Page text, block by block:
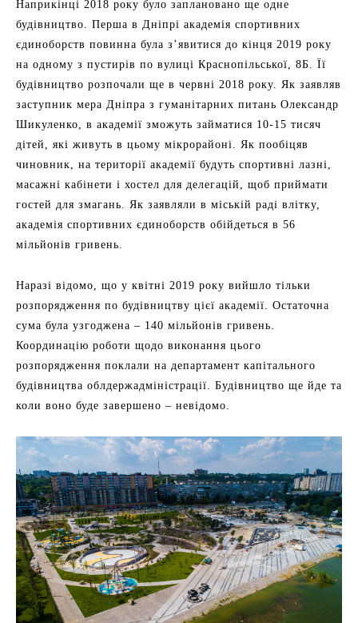
Наприкінці 2018 року було заплановано ще одне
будівництво. Перша в Дніпрі академія спортивних
єдиноборств повинна була з’явитися до кінця 2019 року
на одному з пустирів по вулиці Краснопільської, 8Б. Її
будівництво розпочали ще в червні 2018 року. Як заявляв
заступник мера Дніпра з гуманітарних питань Олександр
Шикуленко, в академії зможуть займатися 10-15 тисяч
дітей, які живуть в цьому мікрорайоні. Як пообіцяв
чиновник, на території академії будуть спортивні лазні,
масажні кабінети і хостел для делегацій, щоб приймати
гостей для змагань. Як заявляли в міській раді влітку,
академія спортивних єдиноборств обійдеться в 56
мільйонів гривень.
Наразі відомо, що у квітні 2019 року вийшло тільки
розпорядження по будівництву цієї академії. Остаточна
сума була узгоджена – 140 мільйонів гривень.
Координацію роботи щодо виконання цього
розпорядження поклали на департамент капітального
будівництва облдержадміністрації. Будівництво ще йде та
коли воно буде завершено – невідомо.